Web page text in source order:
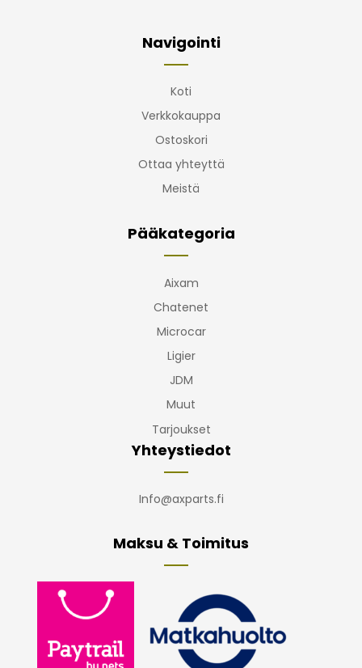
Navigointi
Koti
Verkkokauppa
Ostoskori
Ottaa yhteyttä
Meistä
Pääkategoria
Aixam
Chatenet
Microcar
Ligier
JDM
Muut
Tarjoukset
Yhteystiedot
Info@axparts.fi
Maksu & Toimitus